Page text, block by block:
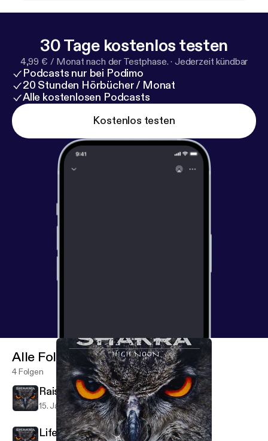
30 Tage kostenlos testen
4,99 € / Monat nach der Testphase. · Jederzeit kündbar
Podcasts nur bei Podimo
20 Stunden Hörbücher / Monat
Alle kostenlosen Podcasts
Kostenlos testen
Alle Folgen
4 Folgen
Raise Your Hands
15. Jan. 2016 27 s
Life's What You Need